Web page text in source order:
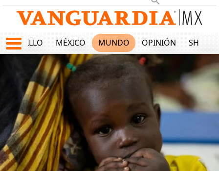
SALTILLO MÉXICO MUNDO OPINIÓN SHOW